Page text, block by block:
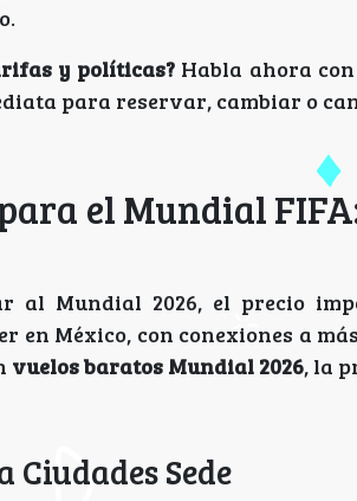
y políticas?Habla ahora
para reservar, cambiar o
el Mundial
al Mundial 2026, el precio
en México, con conexiones a
vuelos baratos Mundial 2026, la
Ciudades Sede